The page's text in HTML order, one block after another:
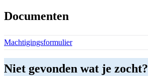
Documenten
Download bestand:
Machtigingsformulier(PDF)
Niet gevonden wat je zocht?